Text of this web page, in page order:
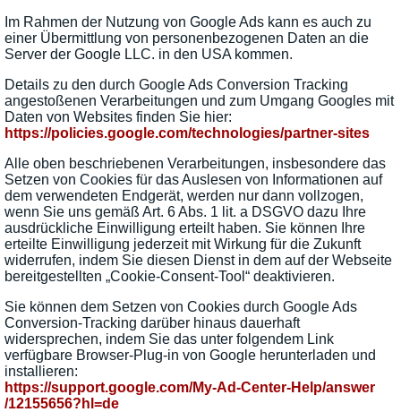
Im Rahmen der Nutzung von Google Ads kann es auch zu
einer Übermittlung von personenbezogenen Daten an die
Server der Google LLC. in den USA kommen.
Details zu den durch Google Ads Conversion Tracking
angestoßenen Verarbeitungen und zum Umgang Googles mit
Daten von Websites finden Sie hier:
https://policies.google.com/technologies/partner-sites
Alle oben beschriebenen Verarbeitungen, insbesondere das
Setzen von Cookies für das Auslesen von Informationen auf
dem verwendeten Endgerät, werden nur dann vollzogen,
wenn Sie uns gemäß Art. 6 Abs. 1 lit. a DSGVO dazu Ihre
ausdrückliche Einwilligung erteilt haben. Sie können Ihre
erteilte Einwilligung jederzeit mit Wirkung für die Zukunft
widerrufen, indem Sie diesen Dienst in dem auf der Webseite
bereitgestellten „Cookie-Consent-Tool“ deaktivieren.
Sie können dem Setzen von Cookies durch Google Ads
Conversion-Tracking darüber hinaus dauerhaft
widersprechen, indem Sie das unter folgendem Link
verfügbare Browser-Plug-in von Google herunterladen und
installieren:
https://support.google.com/My-Ad-Center-Help/answer
/12155656?hl=de